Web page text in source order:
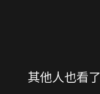
其他人也看了